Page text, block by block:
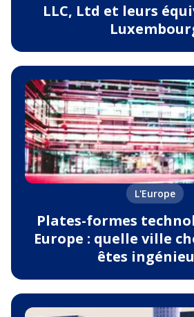
LLC, Ltd et leurs
L'Europe
Plates-formes
Europe : quelle ville
êtes